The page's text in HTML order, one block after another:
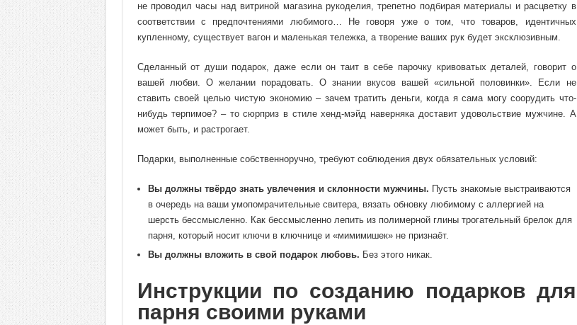
не проводил часы над витриной магазина рукоделия, трепетно подбирая материалы и расцветку в
соответствии с предпочтениями любимого… Не говоря уже о том, что товаров, идентичных
купленному, существует вагон и маленькая тележка, а творение ваших рук будет эксклюзивным.
Сделанный от души подарок, даже если он таит в себе парочку кривоватых деталей, говорит о
вашей любви. О желании порадовать. О знании вкусов вашей «сильной половинки». Если не
ставить своей целью чистую экономию – зачем тратить деньги, когда я сама могу соорудить что-
нибудь терпимое? – то сюрприз в стиле хенд-мэйд наверняка доставит удовольствие мужчине. А
может быть, и растрогает.
Подарки, выполненные собственноручно, требуют соблюдения двух обязательных условий:
Вы должны твёрдо знать увлечения и склонности мужчины. Пусть знакомые выстраиваются
в очередь на ваши умопомрачительные свитера, вязать обновку любимому с аллергией на
шерсть бессмысленно. Как бессмысленно лепить из полимерной глины трогательный брелок для
парня, который носит ключи в ключнице и «мимимишек» не признаёт.
Вы должны вложить в свой подарок любовь. Без этого никак.
Инструкции по созданию подарков для
парня своими руками